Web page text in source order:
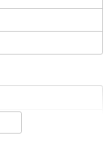
を見る